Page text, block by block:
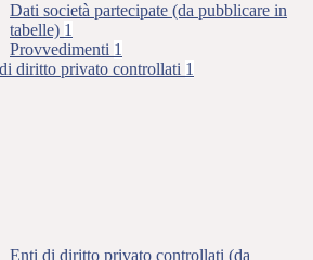
Dati società partecipate (da pubblicare in
tabelle) 1
Provvedimenti 1
diritto privato controllati 1
Enti di diritto privato controllati (da